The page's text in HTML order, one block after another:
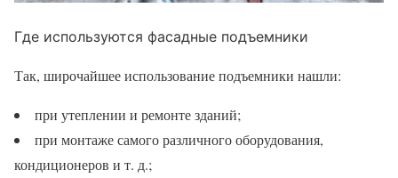
Где используются фасадные подъемники
Так, широчайшее использование подъемники нашли:
при утеплении и ремонте зданий;
при монтаже самого различного оборудования,
кондиционеров и т. д.;